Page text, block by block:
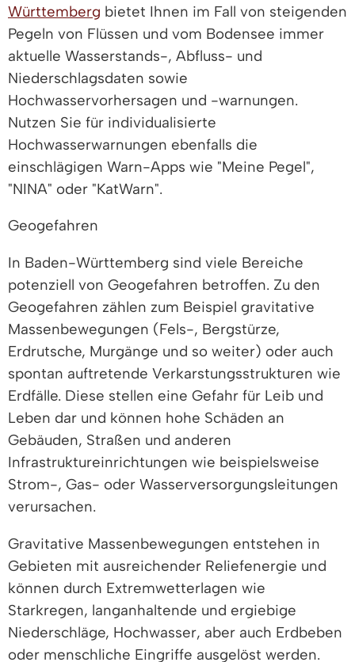
Württemberg bietet Ihnen im Fall von steigenden
Pegeln von Flüssen und vom Bodensee immer
aktuelle Wasserstands-, Abfluss- und
Niederschlagsdaten sowie
Hochwasservorhersagen und -warnungen.
Nutzen Sie für individualisierte
Hochwasserwarnungen ebenfalls die
einschlägigen Warn-Apps wie "Meine Pegel",
"NINA" oder "KatWarn".
Geogefahren
In Baden-Württemberg sind viele Bereiche
potenziell von Geogefahren betroffen. Zu den
Geogefahren zählen zum Beispiel gravitative
Massenbewegungen (Fels-, Bergstürze,
Erdrutsche, Murgänge und so weiter) oder auch
spontan auftretende Verkarstungsstrukturen wie
Erdfälle. Diese stellen eine Gefahr für Leib und
Leben dar und können hohe Schäden an
Gebäuden, Straßen und anderen
Infrastruktureinrichtungen wie beispielsweise
Strom-, Gas- oder Wasserversorgungsleitungen
verursachen.
Gravitative Massenbewegungen entstehen in
Gebieten mit ausreichender Reliefenergie und
können durch Extremwetterlagen wie
Starkregen, langanhaltende und ergiebige
Niederschläge, Hochwasser, aber auch Erdbeben
oder menschliche Eingriffe ausgelöst werden.